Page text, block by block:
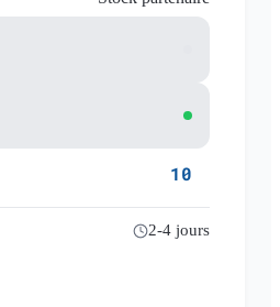
10
2-4 jours